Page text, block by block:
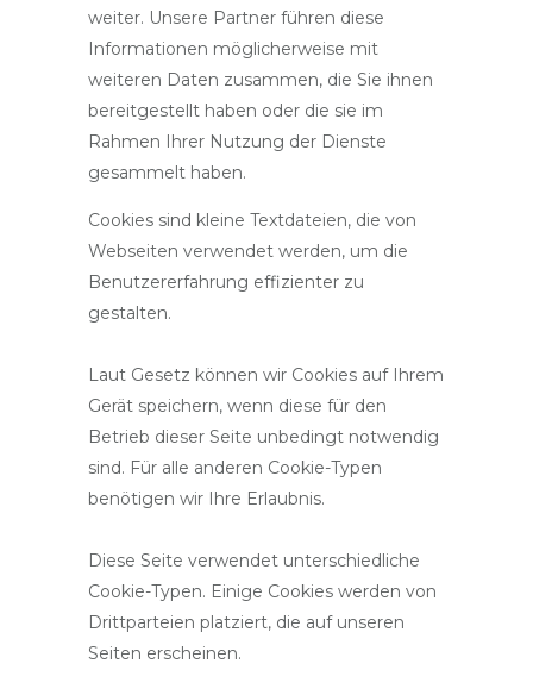
weiter. Unsere Partner führen diese
Informationen möglicherweise mit
weiteren Daten zusammen, die Sie ihnen
bereitgestellt haben oder die sie im
Rahmen Ihrer Nutzung der Dienste
gesammelt haben.
Cookies sind kleine Textdateien, die von
Webseiten verwendet werden, um die
Benutzererfahrung effizienter zu
gestalten.
Laut Gesetz können wir Cookies auf Ihrem
Gerät speichern, wenn diese für den
Betrieb dieser Seite unbedingt notwendig
sind. Für alle anderen Cookie-Typen
benötigen wir Ihre Erlaubnis.
Diese Seite verwendet unterschiedliche
Cookie-Typen. Einige Cookies werden von
Drittparteien platziert, die auf unseren
Seiten erscheinen.